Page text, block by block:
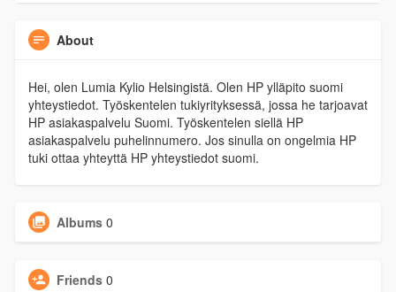
About
Hei, olen Lumia Kylio Helsingistä. Olen HP ylläpito suomi
yhteystiedot. Työskentelen tukiyrityksessä, jossa he tarjoavat
HP asiakaspalvelu Suomi. Työskentelen siellä HP
asiakaspalvelu puhelinnumero. Jos sinulla on ongelmia HP
tuki ottaa yhteyttä HP yhteystiedot suomi.
Albums 0
Friends 0